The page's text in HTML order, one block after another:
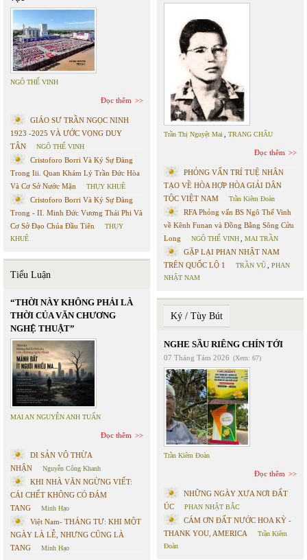
NGÔ THẾ VINH
Đọc thêm
GIÁO SƯ TRẦN NGỌC NINH
1923 -2025 VÀ ƯỚC VỌNG DUY
TÂN
NGÔ THẾ VINH
Cristoforo Borri Và Ký Sự Đàng
Trong Iii. Quan Khám Lý Trần Đức Hòa
Và Cơ Sở Nước Mặn
THỤY KHUÊ
Cristoforo Borri Và Ký Sự Đàng
Trong - II. Minh Đức Vương Thái Phi Và
Cơ Sở Đạo Chúa Đầu Tiên
THỤY
KHUÊ
Tiểu Luận
“THỜI NÀY KHÔNG PHẢI LÀ
THỜI CỦA VĂN CHƯƠNG
NGHỆ THUẬT”
MAI AN NGUYỄN ANH TUẤN
Đọc thêm
DI SẢN VÔ THỪA
NHẬN
Nguyễn Công Khanh
KHI NHÀ VĂN NGỪNG VIẾT:
CÁI CHẾT KHÔNG CÓ ĐÁM
TANG
Minh Hạo
Việt Nam- THÁNG TƯ: KHI MỘT
NGÀY LÀ LỄ, NHƯNG CŨNG LÀ
TANG
Minh Hạo
Trần Thị Nguyệt Mai TRANG CHÂU
Đọc thêm
PHỎNG VẤN TRÍ TUỆ NHÂN
TẠO VỀ HÒA HỢP HÒA GIẢI DÂN
TỘC VIỆT NAM
Trần Kiêm Đoàn
RFA Phỏng vấn BS Ngô Thế Vinh
về Kênh Funan và Đồng Bằng Sông Cửu
Long
NGÔ THẾ VINH MAI TRẦN
GẶP LẠI PHAN NHẬT NAM
TRÊN QUỐC LỘ 1
TRẦN VŨ
PHAN
NHẬT NAM
Ký / Tùy Bút
NGHE SẦU RIÊNG CHÍN TỚI
07 Tháng Tám 2026 (Xem: 67)
Trần Kiêm Đoàn
Đọc thêm
NHỮNG NGÀY XƯA NƠI ĐẤT
ÚC
PHAN NHẬT BẮC
CÁM ƠN ĐẤT NƯỚC HOA KỲ -
THANK YOU, AMERICA
Trần Kiêm
Đoàn